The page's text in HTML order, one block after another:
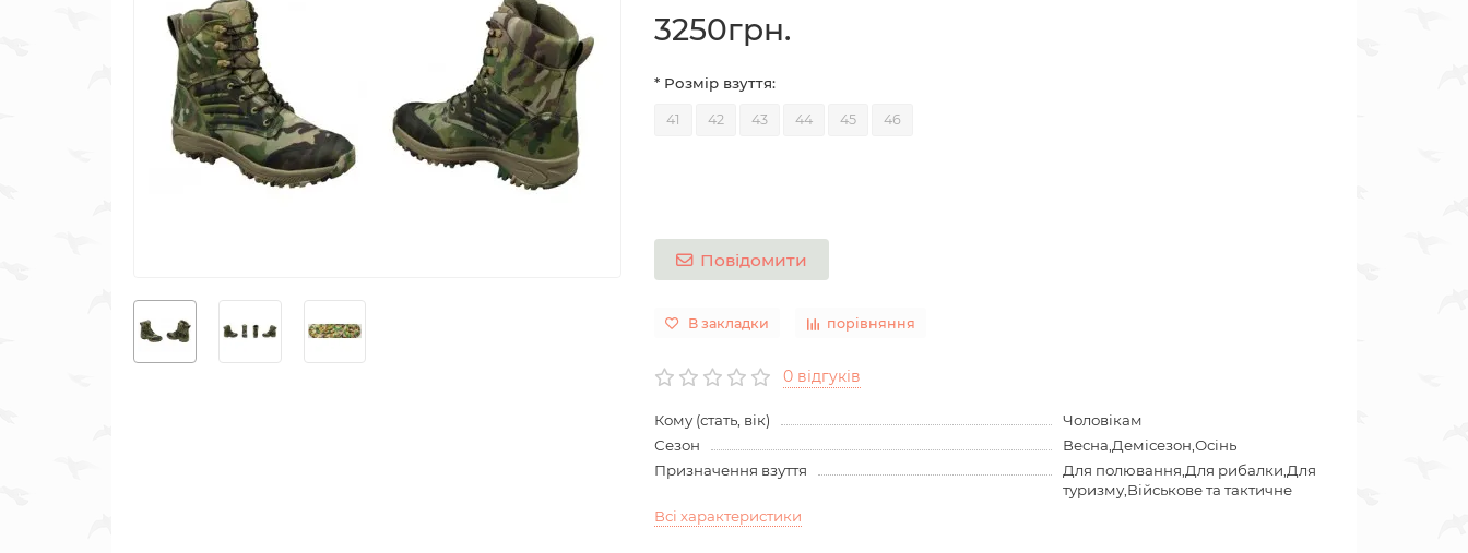
3250грн.
* Розмір взуття:
41 42 43 44 45 46
Повідомити
В закладки порівняння
0 відгуків
Кому (стать, вік)
Чоловікам
Сезон
Весна,Демісезон,Осінь
Призначення взуття
Для полювання,Для рибалки,Для
туризму,Військове та тактичне
Всі характеристики